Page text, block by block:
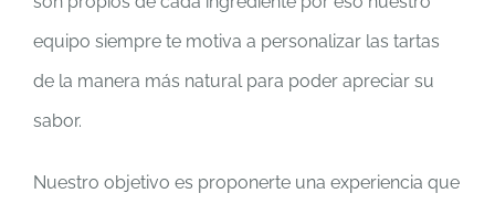
equipo siempre te motiva a personalizar las tartas
de la manera más natural para poder apreciar su
sabor.
Nuestro objetivo es proponerte una experiencia que